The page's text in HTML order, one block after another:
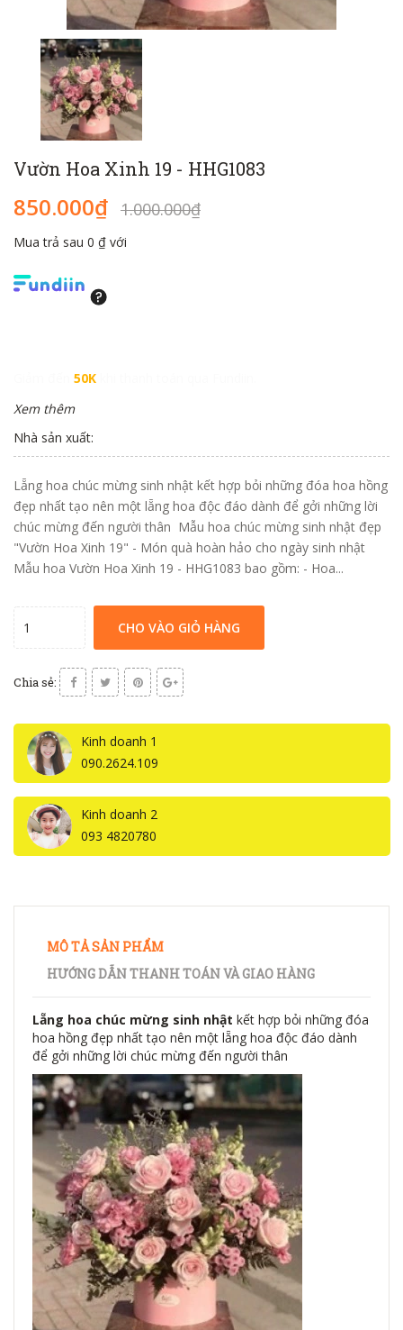
Vườn Hoa Xinh 19 - HHG1083
850.000₫ 1.000.000₫
Mua trả sau 0 ₫ với
50K
Xem thêm
Nhà sản xuất:
Lẵng hoa chúc mừng sinh nhật kết hợp bỏi những đóa hoa hồng
đẹp nhất tạo nên một lẵng hoa độc đáo dành để gởi những lời
chúc mừng đến người thân Mẫu hoa chúc mừng sinh nhật đẹp
"Vườn Hoa Xinh 19" - Món quà hoàn hảo cho ngày sinh nhật
Mẫu hoa Vườn Hoa Xinh 19 - HHG1083 bao gồm: - Hoa...
CHO VÀO GIỎ HÀNG
Chia sẻ:
Kinh doanh 1
090.2624.109
Kinh doanh 2
093 4820780
MÔ TẢ SẢN PHẨM
HƯỚNG DẪN THANH TOÁN VÀ GIAO HÀNG
Lẵng hoa chúc mừng sinh nhật kết hợp bỏi những đóa
hoa hồng đẹp nhất tạo nên một lẵng hoa độc đáo dành
để gởi những lời chúc mừng đến người thân